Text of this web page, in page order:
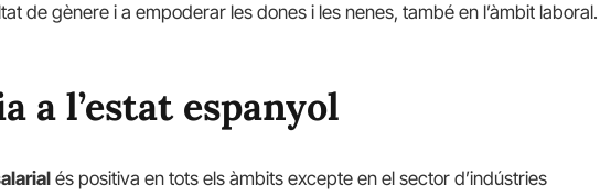
de gènere i a empoderar les dones i les nenes, també en l’àmbit laboral.
a l’estat espanyol
és positiva en tots els àmbits excepte en el sector d’indústries